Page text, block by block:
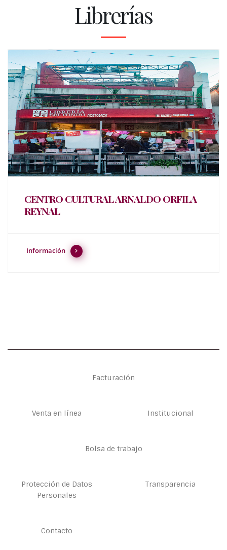
Librerías
CENTRO CULTURAL ARNALDO ORFILA
REYNAL
Información
Facturación
Venta en línea Institucional
Bolsa de trabajo
Protección de Datos
Personales
Transparencia
Contacto